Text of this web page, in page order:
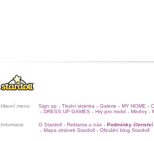
Hlavní menu Sign up • Titulní stránka • Galerie • MY HOME •
• DRESS UP GAMES • Hry pro mobil • Minihry •
Informace O Stardoll • Reklama u nás • Podmínky členství
• Mapa stránek Stardoll • Oficiální blog Stardoll